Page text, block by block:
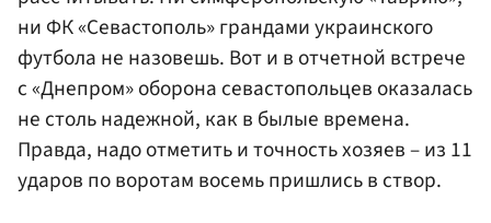
ни ФК «Севастополь» грандами украинского
футбола не назовешь. Вот и в отчетной встрече
с «Днепром» оборона севастопольцев оказалась
не столь надежной, как в былые времена.
Правда, надо отметить и точность хозяев – из 11
ударов по воротам восемь пришлись в створ.